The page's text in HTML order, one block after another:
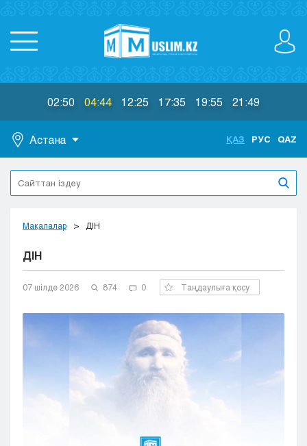
02:50 04:44 12:25 17:35 19:55 21:49
Астана
Астана
Алматы
Актобе
Жезказган
Караганда
Кокшетау
Кызылорда
ҚАЗ РУС QAZ
Мақалалар ДІН
ДІН
07 шілде 2026 874 0 Таңдаулыға қосу